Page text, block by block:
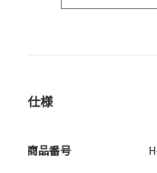
仕様
商品番号